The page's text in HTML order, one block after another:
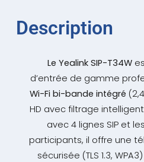
Description
Le Yealink SIP-T34W
d’entrée de gamme
Wi-Fi bi-bande intégré
HD avec filtrage
avec 4 lignes SIP et
participants, il offre une
sécurisée (TLS 1.3,